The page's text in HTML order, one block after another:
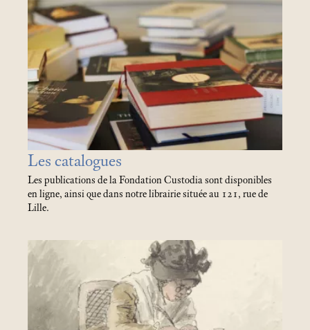
Les catalogues
Les publications de la Fondation Custodia sont disponibles
en ligne, ainsi que dans notre librairie située au 121, rue de
Lille.